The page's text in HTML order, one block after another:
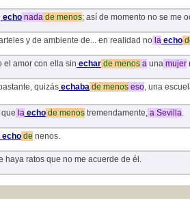
echonadade menos; así de momento no se me
y de ambiente de... en realidad nolaecho
el amor con ella sin echarde menosaunamujer
quizásechabade menoseso, una
laechode menostremendamente,aSevilla.
echode nenos.
haya ratos que no me acuerde de él.